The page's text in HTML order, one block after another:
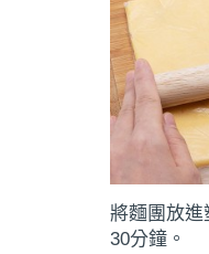
將麵團放進
30分鐘。